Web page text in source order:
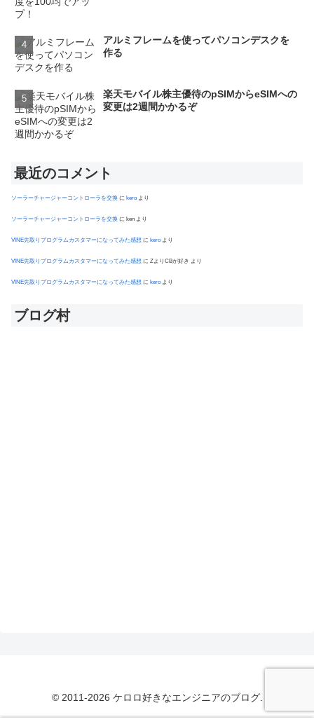
アルミフレームを使ってパソコンデスクを
作る
楽天モバイル株主優待のpSIMからeSIMへの
変更は2週間かかるぞ
最近のコメント
ソーラーチャージャーコントローラを交換 に kero より
ソーラーチャージャーコントローラを交換 に ken より
VINE先取りプログラムカスタマーになってみた感想 に kero より
VINE先取りプログラムカスタマーになってみた感想 に ZよりCBが好き より
VINE先取りプログラムカスタマーになってみた感想 に kero より
ブログ村
© 2011-2026 ケロロ好きなエンジニアのブログ.